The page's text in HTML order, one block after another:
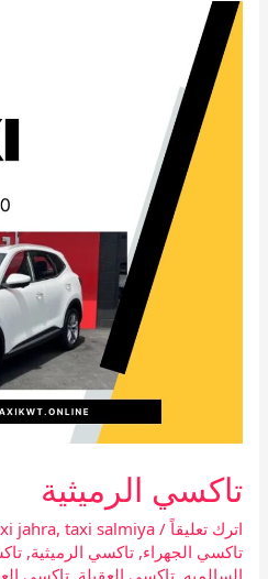
تاكسي الرميثية
اترك تعليقاً /
jahra, taxi salmiya
تاكسي الجهراء,تاكسي الرميثية,
تاكسي
الرميثية